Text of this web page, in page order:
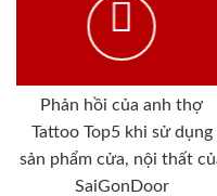
Phản hồi của anh thợ
Tattoo Top5 khi sử dụng
sản phẩm cửa, nội thất
SaiGonDoor